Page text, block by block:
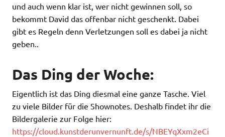
und auch wenn klar ist, wer nicht gewinnen soll, so
bekommt David das offenbar nicht geschenkt. Dabei
gibt es Regeln denn Verletzungen soll es dabei ja nicht
geben..
Das Ding der Woche:
Eigentlich ist das Ding diesmal eine ganze Tasche. Viel
zu viele Bilder für die Shownotes. Deshalb findet ihr die
Bildergalerie zur Folge hier:
https://cloud.kunstderunvernunft.de/s/NBEYqXxm2eCi